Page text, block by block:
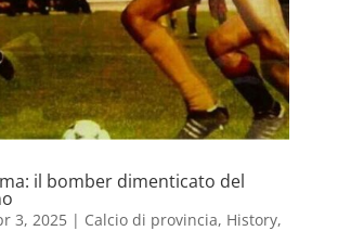
il bomber dimenticato del
3, 2025| Calcio di provincia, History,